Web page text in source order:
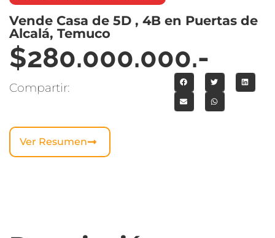
Vende Casa de 5D , 4B en Puertas de
Alcalá, Temuco
$280.000.000.-
Compartir:
Ver Resumen